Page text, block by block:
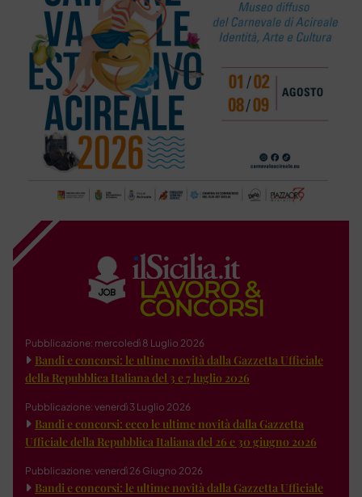
Pubblicazione: mercoledì 8 Luglio 2026
Bandi e concorsi: le ultime novità dalla Gazzetta Ufficiale
della Repubblica Italiana del 3 e 7 luglio 2026
Pubblicazione: venerdì 3 Luglio 2026
Bandi e concorsi: ecco le ultime novità dalla Gazzetta
Ufficiale della Repubblica Italiana del 26 e 30 giugno 2026
Pubblicazione: venerdì 26 Giugno 2026
Bandi e concorsi: le ultime novità dalla Gazzetta Ufficiale